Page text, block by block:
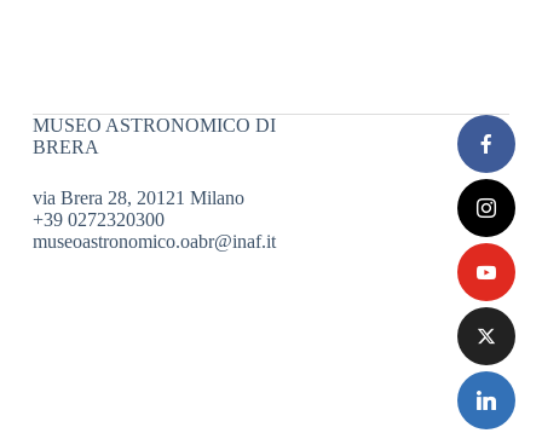
MUSEO ASTRONOMICO DI
BRERA
via Brera 28, 20121 Milano
+39 0272320300
museoastronomico.oabr@inaf.it